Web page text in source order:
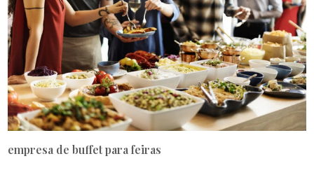
empresa de buffet para feiras